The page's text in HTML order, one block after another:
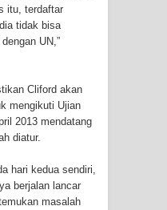
Selatan
Nabire, BMKG
Lama Sentani
Jalan
itu, terdaftar
tidak bisa
UN,”
Cliford akan
mengikuti Ujian
2013 mendatang
diatur.
hari kedua sendiri,
berjalan lancar
masalah